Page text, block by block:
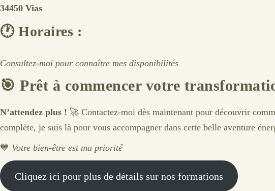
34450 Vias
🕐 Horaires :
Consultez-moi pour connaître mes disponibilités
🎯 Prêt à commencer votre
N’attendez plus ! 🚀 Contactez-moi dès maintenant pour découvrir
complète, je suis là pour vous accompagner dans cette belle aventure
💙 Votre bien-être est ma priorité
Cliquez ici pour plus de détails sur nos formations